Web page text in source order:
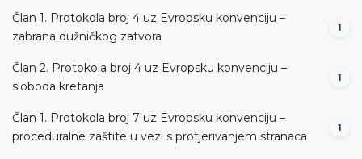
Član 1. Protokola broj 4 uz Evropsku konvenciju –
zabrana dužničkog zatvora
1
Član 2. Protokola broj 4 uz Evropsku konvenciju –
sloboda kretanja
1
Član 1. Protokola broj 7 uz Evropsku konvenciju –
proceduralne zaštite u vezi s protjerivanjem stranaca
1